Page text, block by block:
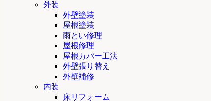
外装
外壁塗装
屋根塗装
雨とい修理
屋根修理
屋根カバー工法
外壁張り替え
外壁補修
内装
床リフォーム